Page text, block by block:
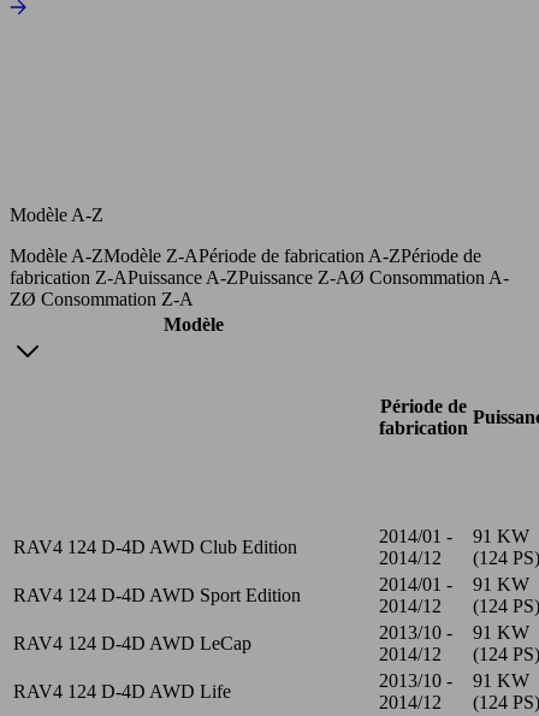
Modèle A-Z
Modèle A-ZModèle Z-APériode de fabrication A-ZPériode de
fabrication Z-APuissance A-ZPuissance Z-AØ Consommation A-
ZØ Consommation Z-A
Modèle
Période de
fabrication
RAV4 124 D-4D AWD Club Edition
2014/01 -
2014/12
91 KW
(124 PS)
RAV4 124 D-4D AWD Sport Edition
2014/01 -
2014/12
91 KW
(124 PS)
RAV4 124 D-4D AWD LeCap
2013/10 -
2014/12
91 KW
(124 PS)
RAV4 124 D-4D AWD Life
2013/10 -
2014/12
91 KW
(124 PS)